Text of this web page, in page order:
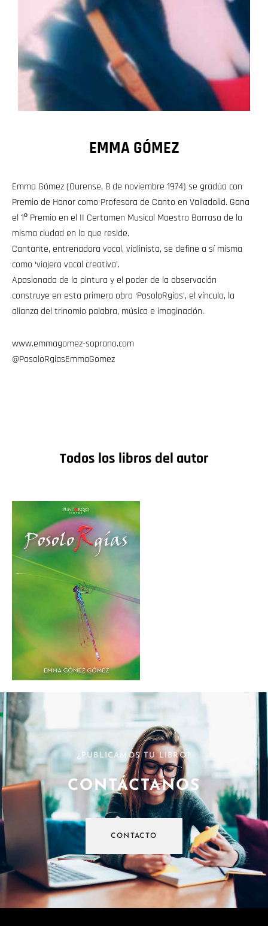
EMMA GÓMEZ
Emma Gómez (Ourense, 8 de noviembre 1974) se gradúa con
Premio de Honor como Profesora de Canto en Valladolid. Gana
el 1º Premio en el II Certamen Musical Maestro Barrasa de la
misma ciudad en la que reside.
Cantante, entrenadora vocal, violinista, se define a sí misma
como ‘viajera vocal creativa’.
Apasionada de la pintura y el poder de la observación
construye en esta primera obra ‘PosoloRgías’, el vínculo, la
alianza del trinomio palabra, música e imaginación.
www.emmagomez-soprano.com
@PosoloRgiasEmmaGomez
Todos los libros del autor
¿PUBLICAMOS TU LIBRO?
CONTÁCTANOS
CONTACTO